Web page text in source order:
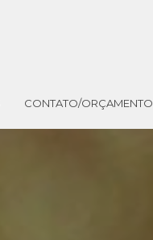
CONTATO/ORÇAMENTO